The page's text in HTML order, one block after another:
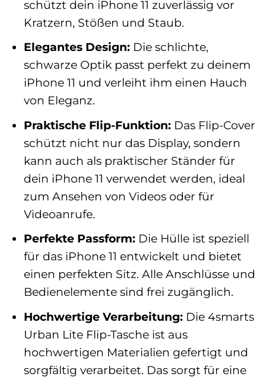
schützt dein iPhone 11 zuverlässig vor
Kratzern, Stößen und Staub.
Elegantes Design: Die schlichte,
schwarze Optik passt perfekt zu deinem
iPhone 11 und verleiht ihm einen Hauch
von Eleganz.
Praktische Flip-Funktion: Das Flip-Cover
schützt nicht nur das Display, sondern
kann auch als praktischer Ständer für
dein iPhone 11 verwendet werden, ideal
zum Ansehen von Videos oder für
Videoanrufe.
Perfekte Passform: Die Hülle ist speziell
für das iPhone 11 entwickelt und bietet
einen perfekten Sitz. Alle Anschlüsse und
Bedienelemente sind frei zugänglich.
Hochwertige Verarbeitung: Die 4smarts
Urban Lite Flip-Tasche ist aus
hochwertigen Materialien gefertigt und
sorgfältig verarbeitet. Das sorgt für eine